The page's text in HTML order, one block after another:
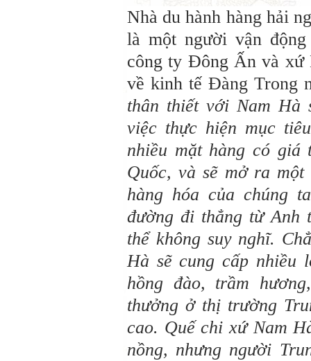
Nhà du hành hàng hải
là một người vận
công ty Đông Ấn và xứ
về kinh tế Đàng Trong
thân thiết với Nam Hà
việc thực hiện mục
nhiều mặt hàng có
Quốc, và sẽ mở ra
hàng hóa của chúng
đường đi thẳng từ Anh
thể không suy nghĩ.
Hà sẽ cung cấp nhiều
hồng đào, trầm
thưởng ở thị trường
cao. Quế chi xứ Nam
nồng, nhưng người